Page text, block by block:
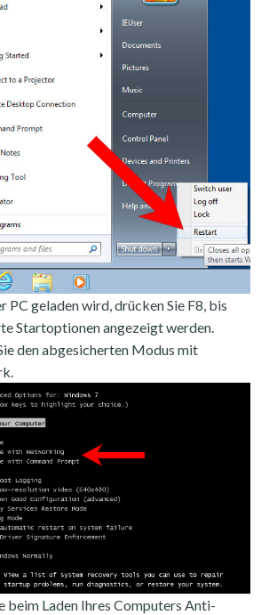
PC geladen wird, drücken Sie F8, bis
Startoptionen angezeigt werden.
den abgesicherten Modus mit
beim Laden Ihres Computers Anti-